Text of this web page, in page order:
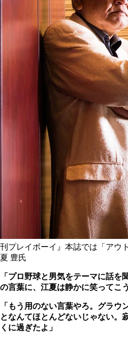
刊プレイボーイ』本誌では「アウ
夏 豊氏
「プロ野球と男気をテーマに話を
の言葉に、江夏は静かに笑ってこ
「もう用のない言葉やろ。グラウ
となんてほとんどないじゃない
くに過ぎたよ」